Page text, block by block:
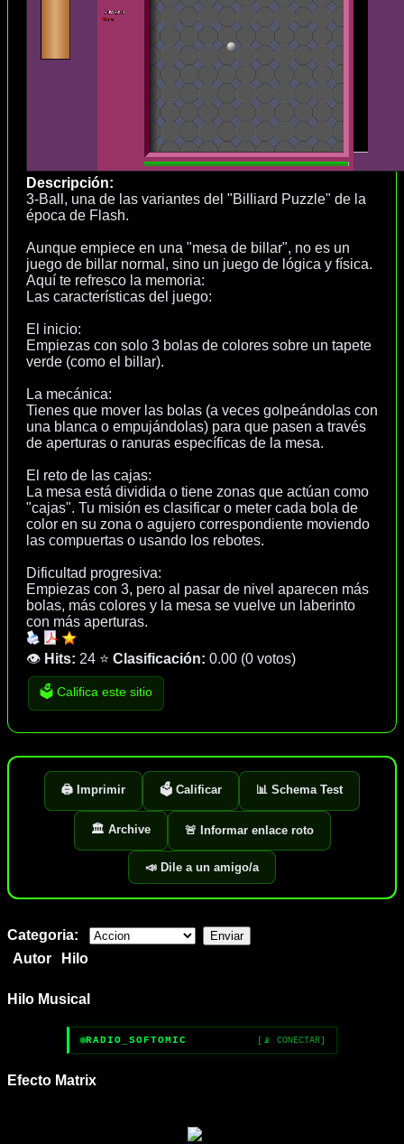
Descripción:
3-Ball, una de las variantes del "Billiard Puzzle" de la
época de Flash.
Aunque empiece en una "mesa de billar", no es un
juego de billar normal, sino un juego de lógica y física.
Aquí te refresco la memoria:
Las características del juego:
El inicio:
Empiezas con solo 3 bolas de colores sobre un tapete
verde (como el billar).
La mecánica:
Tienes que mover las bolas (a veces golpeándolas con
una blanca o empujándolas) para que pasen a través
de aperturas o ranuras específicas de la mesa.
El reto de las cajas:
La mesa está dividida o tiene zonas que actúan como
"cajas". Tu misión es clasificar o meter cada bola de
color en su zona o agujero correspondiente moviendo
las compuertas o usando los rebotes.
Dificultad progresiva:
Empiezas con 3, pero al pasar de nivel aparecen más
bolas, más colores y la mesa se vuelve un laberinto
con más aperturas.
👁️ Hits: 24 ⭐ Clasificación: 0.00 (0 votos)
🗳️ Califica este sitio
🖨️ Imprimir 🗳️ Calificar 📊 Schema Test
🏛️ Archive 🚨 Informar enlace roto
📣 Dile a un amigo/a
Categoria:
Autor
Hilo
Hilo Musical
RADIO_SOFTOMIC [📡 CONECTAR]
Efecto Matrix